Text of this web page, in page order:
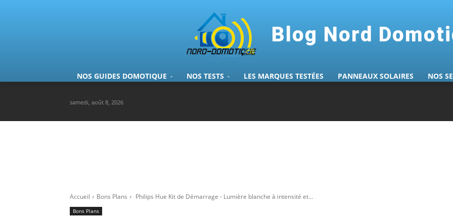
Blog Nord
NOS GUIDES DOMOTIQUE NOS TESTS LES MARQUES TESTÉES PANNEAUX SOLAIRES NOS
samedi, août 8, 2026
Accueil Bons Plans Philips Hue Kit de Démarrage - Lumière blanche à intensité et...
Bons Plans